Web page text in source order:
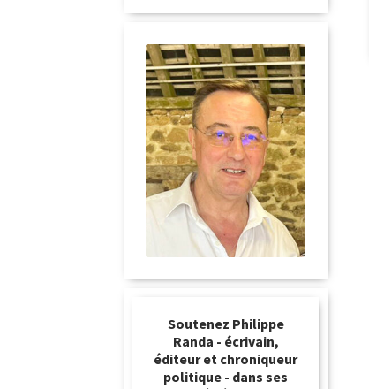
Soutenez Philippe
Randa - écrivain,
éditeur et chroniqueur
politique - dans ses